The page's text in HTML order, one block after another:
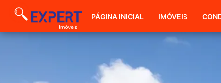
PÁGINA INICIAL IMÓVEIS